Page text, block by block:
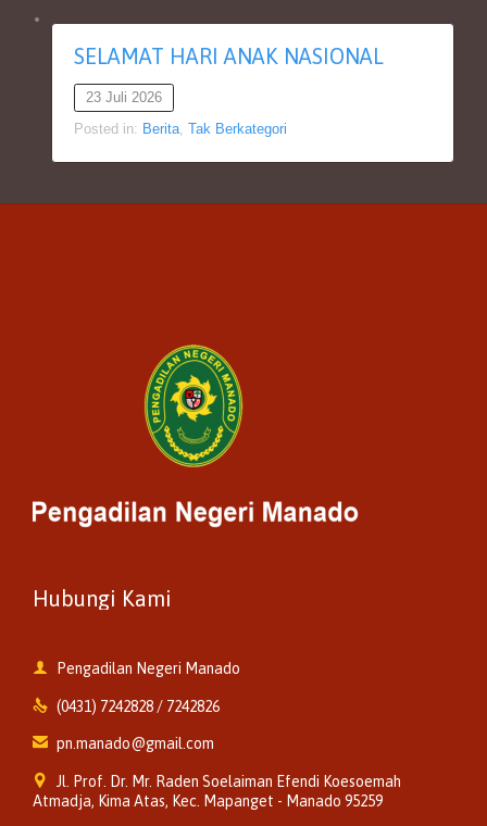
SELAMAT HARI ANAK NASIONAL
23 Juli 2026
Posted in: Berita, Tak Berkategori
Hubungi Kami
 Pengadilan Negeri Manado
 (0431) 7242828 / 7242826
 pn.manado@gmail.com

Jl. Prof. Dr. Mr. Raden Soelaiman Efendi Koesoemah
Atmadja, Kima Atas, Kec. Mapanget - Manado 95259